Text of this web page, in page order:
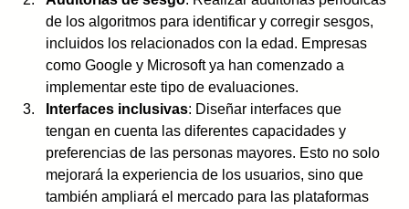
de los algoritmos para identificar y corregir sesgos,
incluidos los relacionados con la edad. Empresas
como Google y Microsoft ya han comenzado a
implementar este tipo de evaluaciones.
Interfaces inclusivas: Diseñar interfaces que
tengan en cuenta las diferentes capacidades y
preferencias de las personas mayores. Esto no solo
mejorará la experiencia de los usuarios, sino que
también ampliará el mercado para las plataformas